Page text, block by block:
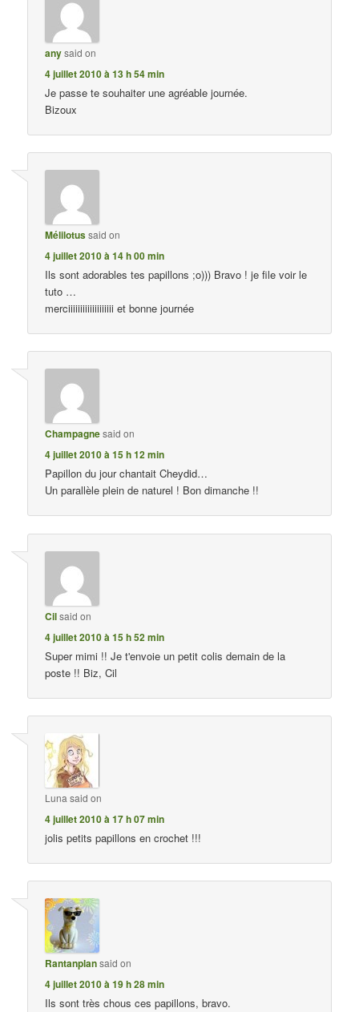
anysaid on
4 juillet 2010 à 13 h 54 min
Je passe te souhaiter une agréable journée.
Bizoux
Mélilotussaid on
4 juillet 2010 à 14 h 00 min
Ils sont adorables tes papillons ;o))) Bravo ! je file voir le
tuto …
merciiiiiiiiiiiiiiiiiii et bonne journée
Champagnesaid on
4 juillet 2010 à 15 h 12 min
Papillon du jour chantait Cheydid…
Un parallèle plein de naturel ! Bon dimanche !!
Cilsaid on
4 juillet 2010 à 15 h 52 min
Super mimi !! Je t'envoie un petit colis demain de la
poste !! Biz, Cil
Luna said on
4 juillet 2010 à 17 h 07 min
jolis petits papillons en crochet !!!
Rantanplansaid on
4 juillet 2010 à 19 h 28 min
Ils sont très chous ces papillons, bravo.